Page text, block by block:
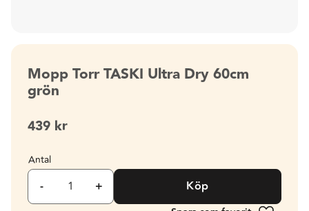
Mopp Torr TASKI Ultra Dry 60cm
grön
439 kr
Antal
+
- Köp